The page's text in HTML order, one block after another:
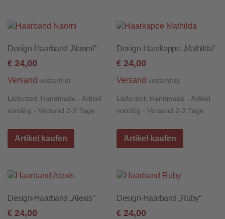
Design-Haarband „Naomi“
€ 24,00
Versand kostenfrei
Lieferzeit: Handmade - Artikel
vorrätig - Versand 2-3 Tage
Artikel kaufen
Design-Haarkappe „Mathilda“
€ 24,00
Versand kostenfrei
Lieferzeit: Handmade - Artikel
vorrätig - Versand 2-3 Tage
Artikel kaufen
Design-Haarband „Alexis“
€ 24,00
Design-Haarband „Ruby“
€ 24,00